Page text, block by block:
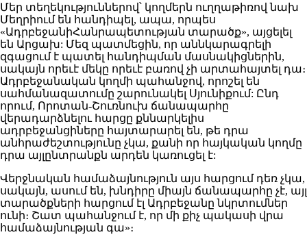
Մեր տեղեկություններով՝ կողմերն ուղղաթիռով նախ
Մեղրիում են հանդիպել, ապա, որպես
«ԱդրբեջանիՀանրապետության տարածք», այցելել
են Արցախ: Մեզ պատմեցին, որ աննկարագրելի
զգացում է պատել հանդիպման մասնակիցներին,
սակայն որեւէ մեկը որեւէ բառով չի արտահայտել դա։
Ադրբեջանական կողմի պահանջով, որոշել են
սահմանազատումը շարունակել Սյունիքում: Ընդ
որում, Որոտան-Շուռնուխ ճանապարհը
վերադարձնելու հարցը քննարկելիս
ադրբեջանցիները հայտարարել են, թե դրա
անհրաժեշտությունը չկա, քանի որ հայկական կողմը
դրա այլընտրանքն արդեն կառուցել է:
Վերջնական համաձայնություն այս հարցում դեռ չկա,
սակայն, ասում են, խնդիրը միայն ճանապարհը չէ, այլ
տարածքների հարցում էլ Ադրբեջանը նկրտումներ
ունի։ Շատ պահանջում է, որ մի քիչ պակասի վրա
համաձայնության գա»։